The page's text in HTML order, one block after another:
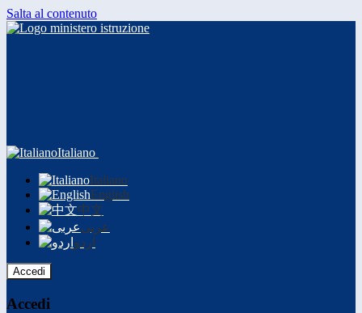
Salta al contenuto
Italiano
Italiano
English
中文
عربى
اردو
Accedi
Accedi